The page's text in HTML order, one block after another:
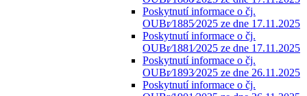
Poskytnutí informace o čj.
OUBr⁄1885⁄2025 ze dne 17.11.2025
Poskytnutí informace o čj.
OUBr⁄1881⁄2025 ze dne 17.11.2025
Poskytnutí informace o čj.
OUBr⁄1893⁄2025 ze dne 26.11.2025
Poskytnutí informace o čj.